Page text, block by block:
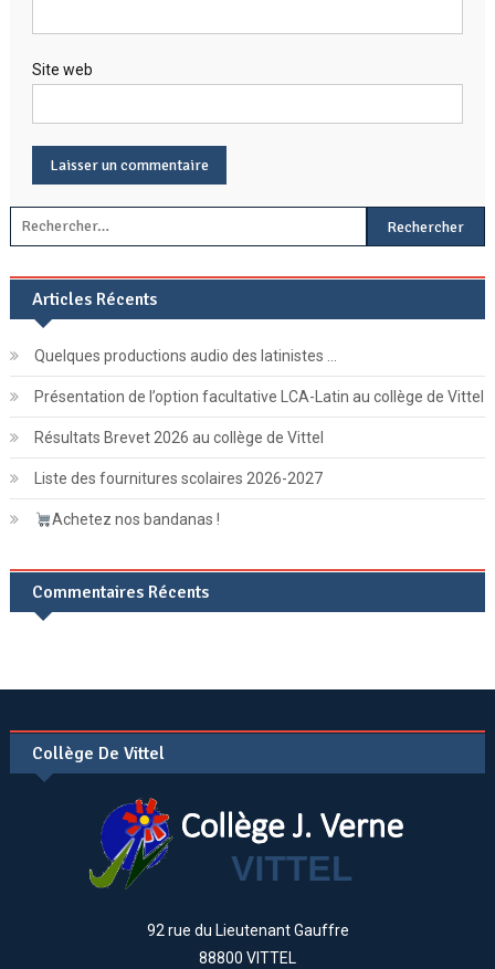
Site web
Rechercher :
Articles Récents
Quelques productions audio des latinistes …
Présentation de l’option facultative LCA-Latin au collège de Vittel
Résultats Brevet 2026 au collège de Vittel
Liste des fournitures scolaires 2026-2027
Achetez nos bandanas !
Commentaires Récents
Collège De Vittel
92 rue du Lieutenant Gauffre
88800 VITTEL